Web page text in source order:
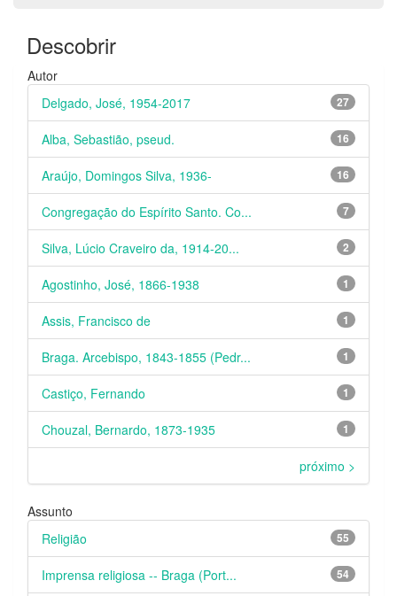
Descobrir
Autor
27
Delgado, José, 1954-2017
16
Alba, Sebastião, pseud.
16
Araújo, Domingos Silva, 1936-
7
Congregação do Espírito Santo. Co...
2
Silva, Lúcio Craveiro da, 1914-20...
1
Agostinho, José, 1866-1938
1
Assis, Francisco de
1
Braga. Arcebispo, 1843-1855 (Pedr...
1
Castiço, Fernando
1
Chouzal, Bernardo, 1873-1935
próximo >
Assunto
55
Religião
54
Imprensa religiosa -- Braga (Port...